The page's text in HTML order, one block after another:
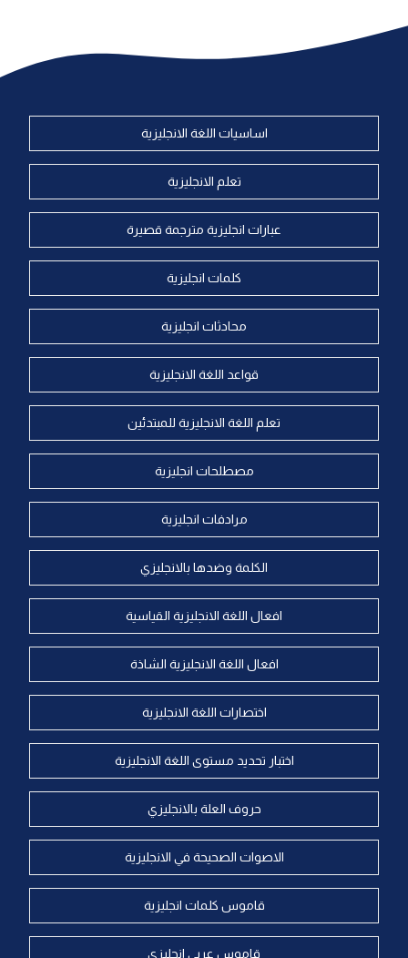
اساسيات اللغة الانجليزية
تعلم الانجليزية
عبارات انجليزية مترجمة قصيرة
كلمات انجليزية
محادثات انجليزية
قواعد اللغة الانجليزية
تعلم اللغة الانجليزية للمبتدئين
مصطلحات انجليزية
مرادفات انجليزية
الكلمة وضدها بالانجليزي
افعال اللغة الانجليزية القياسية
افعال اللغة الانجليزية الشاذة
اختصارات اللغة الانجليزية
اختبار تحديد مستوى اللغة الانجليزية
حروف العلة بالانجليزي
الاصوات الصحيحة في الانجليزية
قاموس كلمات انجليزية
قاموس عربي انجليزي